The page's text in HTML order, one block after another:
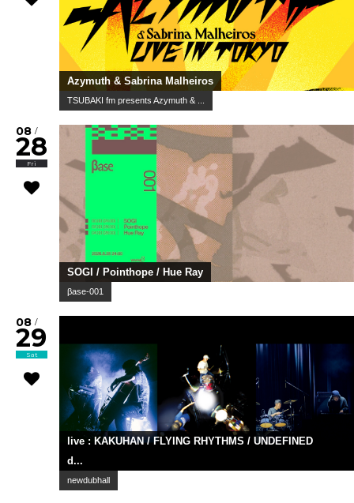
Azymuth & Sabrina Malheiros
TSUBAKI fm presents Azymuth & ...
08 /
28
Fri
SOGI / Pointhope / Hue Ray
βase-001
08 /
29
Sat
live : KAKUHAN / FLYING RHYTHMS / UNDEFINED
d...
newdubhall